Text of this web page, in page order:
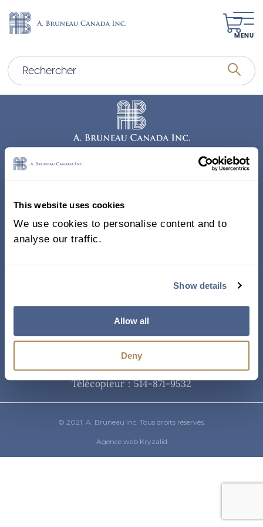
This website uses cookies
We use cookies to personalise content and to
analyse our traffic.
Show details
Allow all
Deny
MENU
338, Rue Saint-Antoine E.
Bureau 011, Montréal QC
H2Y 1A3 Canada
Téléphone
514-871-9821/ 1-800-361-8487
Télécopieur : 514-871-9532
© 2021. A. Bruneau inc. Tous droits réservés.
Agence web Kryzalid